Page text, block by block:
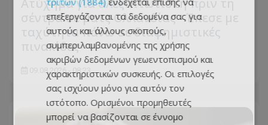
Ατύχημα για αλεξιπτωτιστή πριν τη
σέντρα σε ματς Ολλανδίας - Έπεσε με
ταχύτητα πάνω σε διαφημιστικές
πινακίδες
09.08.2026 - 08:23
επεξεργάζονται τα δεδομένα σας για
αυτούς και άλλους σκοπούς,
συμπεριλαμβανομένης της χρήσης
ακριβών δεδομένων γεωεντοπισμού και
χαρακτηριστικών συσκευής. Οι επιλογές
σας ισχύουν μόνο για αυτόν τον
ιστότοπο. Ορισμένοι προμηθευτές
μπορεί να βασίζονται σε έννομο